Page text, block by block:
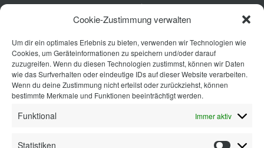
Cookie-Zustimmung verwalten
Um dir ein optimales Erlebnis zu bieten, verwenden wir Technologien wie
Cookies, um Geräteinformationen zu speichern und/oder darauf
zuzugreifen. Wenn du diesen Technologien zustimmst, können wir Daten
wie das Surfverhalten oder eindeutige IDs auf dieser Website verarbeiten.
Wenn du deine Zustimmung nicht erteilst oder zurückziehst, können
bestimmte Merkmale und Funktionen beeinträchtigt werden.
Funktional Immer aktiv
Statistiken
Shop
Kontakt
Küche
Wohnen
Bad
Ausstattung
Planung
Kontakt